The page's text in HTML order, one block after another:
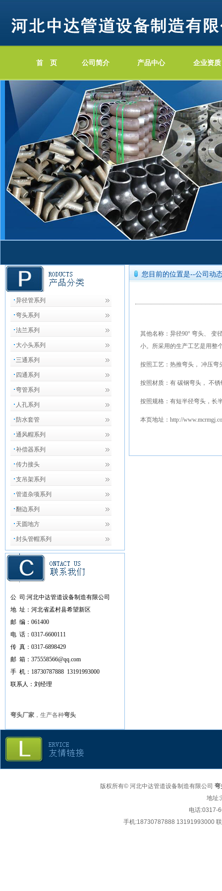
首 页 公司简介 产品中心 企业资质
异径管系列
弯头系列
法兰系列
大小头系列
三通系列
四通系列
弯管系列
人孔系列
防水套管
通风帽系列
补偿器系列
传力接头
支吊架系列
管道杂项系列
翻边系列
天圆地方
封头管帽系列
公 司:河北中达管道设备制造有限公司
地 址：河北省孟村县希望新区
邮 编：061400
电 话： 0317-6600111
传 真：0317-6898429
邮 箱：375558566@qq.com
手 机： 18730787888 13191993000
联系人：刘经理
弯头厂家 ，生产各种弯头
您目前的位置是--公司动
其他名称：异径90° 弯头、 变
小。所采用的生产工艺是用整
按照工艺：热推弯头， 冲压弯
按照材质：有 碳钢弯头， 不
按照规格：有短半径弯头，长
本页地址： http://
版权所有© 河北中达管道设备制造有限公司 弯
地址:
电话:0317-
手机:18730787888 13191993000